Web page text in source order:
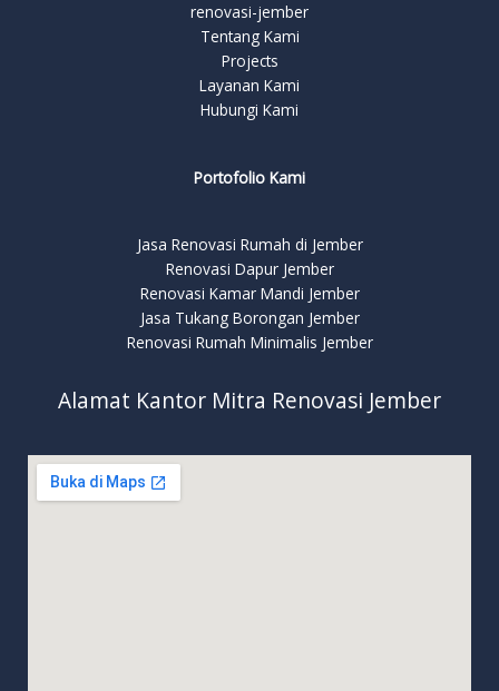
renovasi-jember
Tentang Kami
Projects
Layanan Kami
Hubungi Kami
Portofolio Kami
Jasa Renovasi Rumah di Jember
Renovasi Dapur Jember
Renovasi Kamar Mandi Jember
Jasa Tukang Borongan Jember
Renovasi Rumah Minimalis Jember
Alamat Kantor Mitra Renovasi Jember